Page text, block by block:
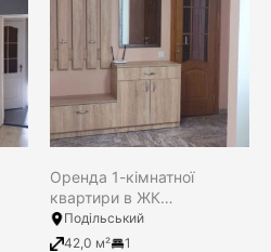
Оренда 1-кімнатної
квартири в ЖК
Варшавський, Київ,
Подільський район,
Подільський
42,0 м²
1